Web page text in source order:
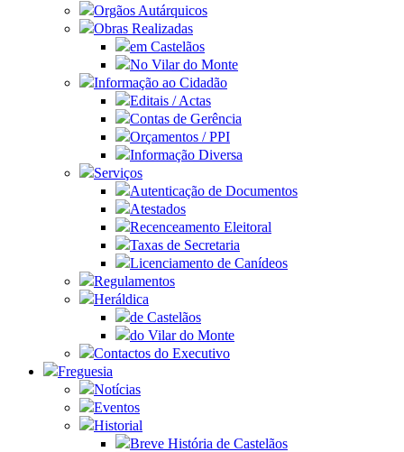
Orgãos Autárquicos
Obras Realizadas
em Castelãos
No Vilar do Monte
Informação ao Cidadão
Editais / Actas
Contas de Gerência
Orçamentos / PPI
Informação Diversa
Serviços
Autenticação de Documentos
Atestados
Recenceamento Eleitoral
Taxas de Secretaria
Licenciamento de Canídeos
Regulamentos
Heráldica
de Castelãos
do Vilar do Monte
Contactos do Executivo
Freguesia
Notícias
Eventos
Historial
Breve História de Castelãos